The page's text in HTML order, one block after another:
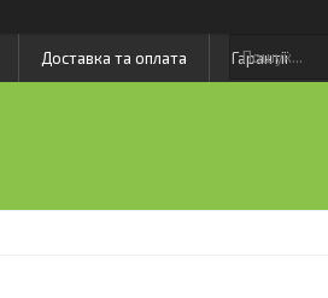
Доставка та оплата Гарантії